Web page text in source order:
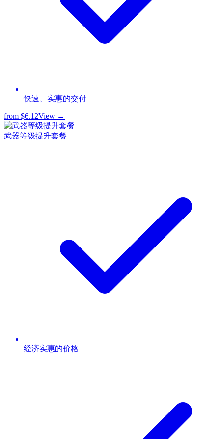
快速、实惠的交付
from $6.12View →
武器等级提升套餐
经济实惠的价格